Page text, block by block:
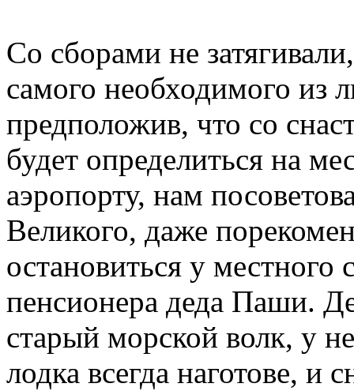
Со сборами не
самого необходимого из
предположив, что со
будет определиться на
аэропорту, нам
Великого, даже
остановиться у местного
пенсионера деда Паши.
старый морской волк, у
лодка всегда наготове, и